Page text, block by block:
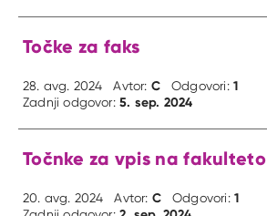
Točke za faks
28. avg. 2024 Avtor: C Odgovori: 1
Zadnji odgovor:5. sep. 2024
Točnke za vpis na fakulteto
20. avg. 2024 Avtor: C Odgovori: 1